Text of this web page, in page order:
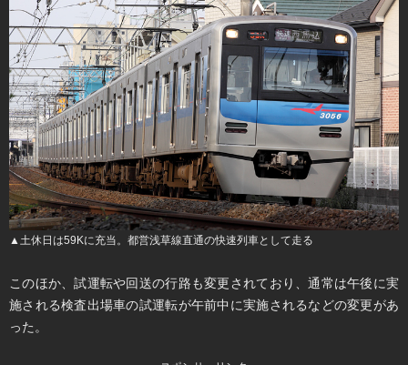
▲土休日は59Kに充当。都営浅草線直通の快速列車として走る
このほか、試運転や回送の行路も変更されており、通常は午後に実
施される検査出場車の試運転が午前中に実施されるなどの変更があ
った。